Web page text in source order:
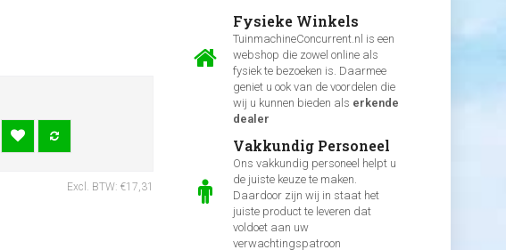
Excl. BTW: €17,31
Fysieke Winkels
TuinmachineConcurrent.nl is een
webshop die zowel online als
fysiek te bezoeken is. Daarmee
geniet u ook van de voordelen die
wij u kunnen bieden als erkende
dealer
Vakkundig Personeel
Ons vakkundig personeel helpt u
de juiste keuze te maken.
Daardoor zijn wij in staat het
juiste product te leveren dat
voldoet aan uw
verwachtingspatroon